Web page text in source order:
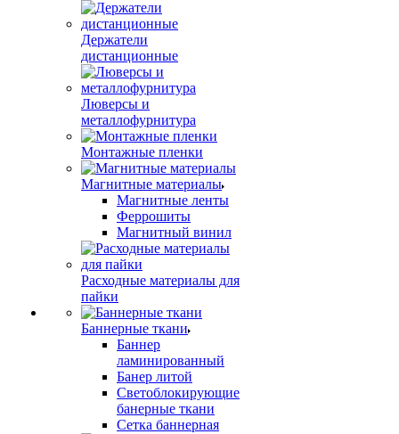
Держатели
дистанционные
Люверсы и
металлофурнитура
Монтажные пленки
Магнитные материалы
Магнитные ленты
Феррошиты
Магнитный винил
Расходные материалы для
пайки
Баннерные ткани
Баннер
ламинированный
Банер литой
Светоблокирующие
банерные ткани
Сетка баннерная